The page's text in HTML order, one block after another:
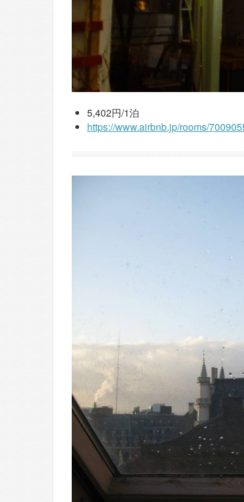
5,402円/1泊
https://www.airbnb.jp/rooms/